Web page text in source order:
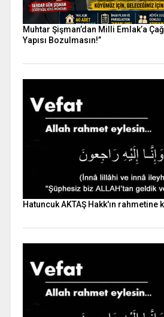
Muhtar Şişman’dan Milli Emlak’a
Yapısı Bozulmasın!”
Hatuncuk AKTAŞ Hakk'ın rahmetine